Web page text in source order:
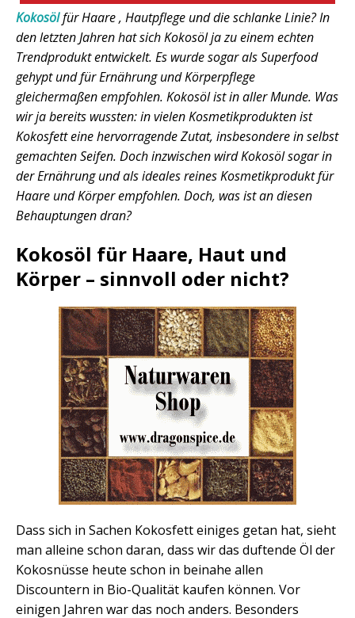
Kokosölfür Haare , Hautpflege und die schlanke Linie? In
den letzten Jahren hat sich Kokosöl ja zu einem echten
Trendprodukt entwickelt. Es wurde sogar als Superfood
gehypt und für Ernährung und Körperpflege
gleichermaßen empfohlen. Kokosöl ist in aller Munde. Was
wir ja bereits wussten: in vielen Kosmetikprodukten ist
Kokosfett eine hervorragende Zutat, insbesondere in selbst
gemachten Seifen. Doch inzwischen wird Kokosöl sogar in
der Ernährung und als ideales reines Kosmetikprodukt für
Haare und Körper empfohlen. Doch, was ist an diesen
Behauptungen dran?
Kokosöl für Haare, Haut und
Körper – sinnvoll oder nicht?
Dass sich in Sachen Kokosfett einiges getan hat, sieht
man alleine schon daran, dass wir das duftende Öl der
Kokosnüsse heute schon in beinahe allen
Discountern in Bio-Qualität kaufen können. Vor
einigen Jahren war das noch anders. Besonders